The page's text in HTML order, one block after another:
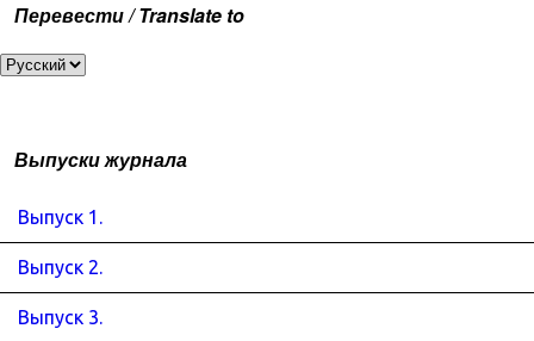
Перевести / Translate to
Выпуски журнала
Выпуск 1.
Выпуск 2.
Выпуск 3.